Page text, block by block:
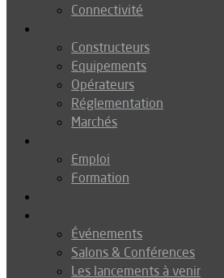
Connectivité
Constructeurs
Equipements
Opérateurs
Réglementation
Marchés
Emploi
Formation
Événements
Salons & Conférences
Les lancements à venir